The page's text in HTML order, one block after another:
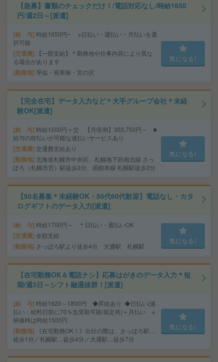
【急募】書類のチェックだけ！/電話対応なし/時給1650
円/週2日～[派遣]
給 与 時給1650円~ ※日払い・週払い・月払いを選
択可能
交通費
【一部支給】＊勤務地や仕事内容により異な
る場合があります
勤務地 琴似・発寒南・宮の沢
気になる!
【完全在宅】データ入力など＊大手グループ会社＊未経
験OK[派遣]
給 与 時給1500円＋交 【月収例】303,750円～ ■
給与の前払いが可能な速払いサービスあり
交通費 交通費支給あり
勤務地 北海道札幌市中央区 札幌地下鉄南北線 さっ
ぽろ（札幌市営）駅徒歩3分、函館本線 札幌駅徒歩3分
気になる!
【50名募集＊未経験OK・50代60代歓迎】電話なし・カタ
ログギフトのデータ入力[派遣]
給 与 時給1700円～ ＊日払い・週払いOK
交通費 全額支給
勤務地 さっぽろ駅より徒歩4分 大通駅 札幌駅
気になる!
【在宅勤務OK＆電話ナシ】応募はがきのデータ入力＊短
期/週3日～シフト融通抜群！[派遣]
給 与 時給1620～1800円 ◆昇給あり ◆日払い(速
払い：給料日前に70％迄受取可能/規定有)＋月払い ※
研修時は時給1500円
勤務地
《在宅勤務OK！》出社の際は、さっぽろ駅…
徒歩1分／札幌駅…徒歩4分／大通駅…徒歩7分
気になる!